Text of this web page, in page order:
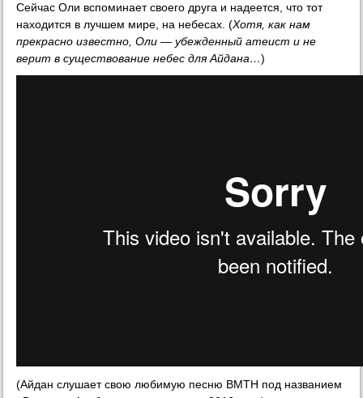
Сейчас Оли вспоминает своего друга и надеется, что тот
находится в лучшем мире, на небесах. (Хотя, как нам
прекрасно известно, Оли — убежденный атеист и не
верит в существование небес для Айдана…)
(Айдан слушает свою любимую песню BMTH под названием